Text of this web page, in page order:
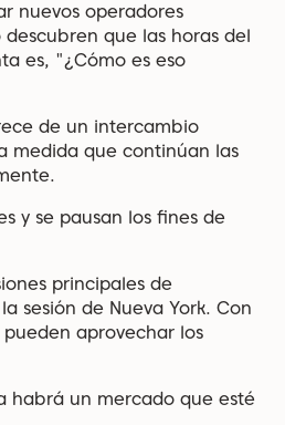
nuevos operadores
que las horas del
es, "¿Cómo es eso
de un intercambio
medida que continúan las
y se pausan los fines de
principales de
sesión de Nueva York. Con
aprovechar los
habrá un mercado que esté